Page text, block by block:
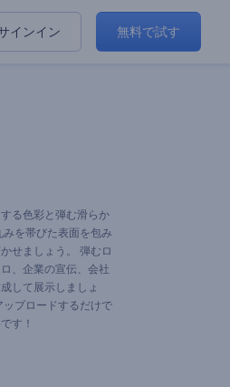
インイン 無料で試す
る色彩と弾む滑らか
を帯びた表面を包み
せましょう。 弾むロ
、企業の宣伝、会社
して展示しましょ
プロードするだけで
す！